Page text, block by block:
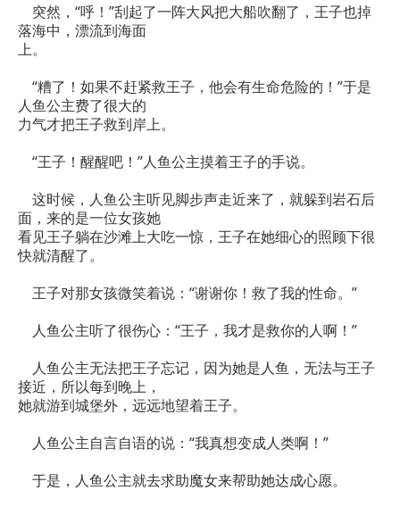
突然，“呼！”刮起了一阵大风把大船吹翻了，王子也掉
落海中，漂流到海面
上。
“糟了！如果不赶紧救王子，他会有生命危险的！”于是
人鱼公主费了很大的
力气才把王子救到岸上。
“王子！醒醒吧！”人鱼公主摸着王子的手说。
这时候，人鱼公主听见脚步声走近来了，就躲到岩石后
面，来的是一位女孩她
看见王子躺在沙滩上大吃一惊，王子在她细心的照顾下很
快就清醒了。
王子对那女孩微笑着说：“谢谢你！救了我的性命。”
人鱼公主听了很伤心：“王子，我才是救你的人啊！”
人鱼公主无法把王子忘记，因为她是人鱼，无法与王子
接近，所以每到晚上，
她就游到城堡外，远远地望着王子。
人鱼公主自言自语的说：“我真想变成人类啊！”
于是，人鱼公主就去求助魔女来帮助她达成心愿。